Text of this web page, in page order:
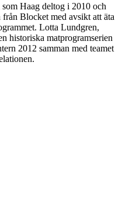
Haag deltog i 2010 och
Blocket med avsikt att äta
Lotta Lundgren,
historiska matprogramserien
2012 samman med teamet